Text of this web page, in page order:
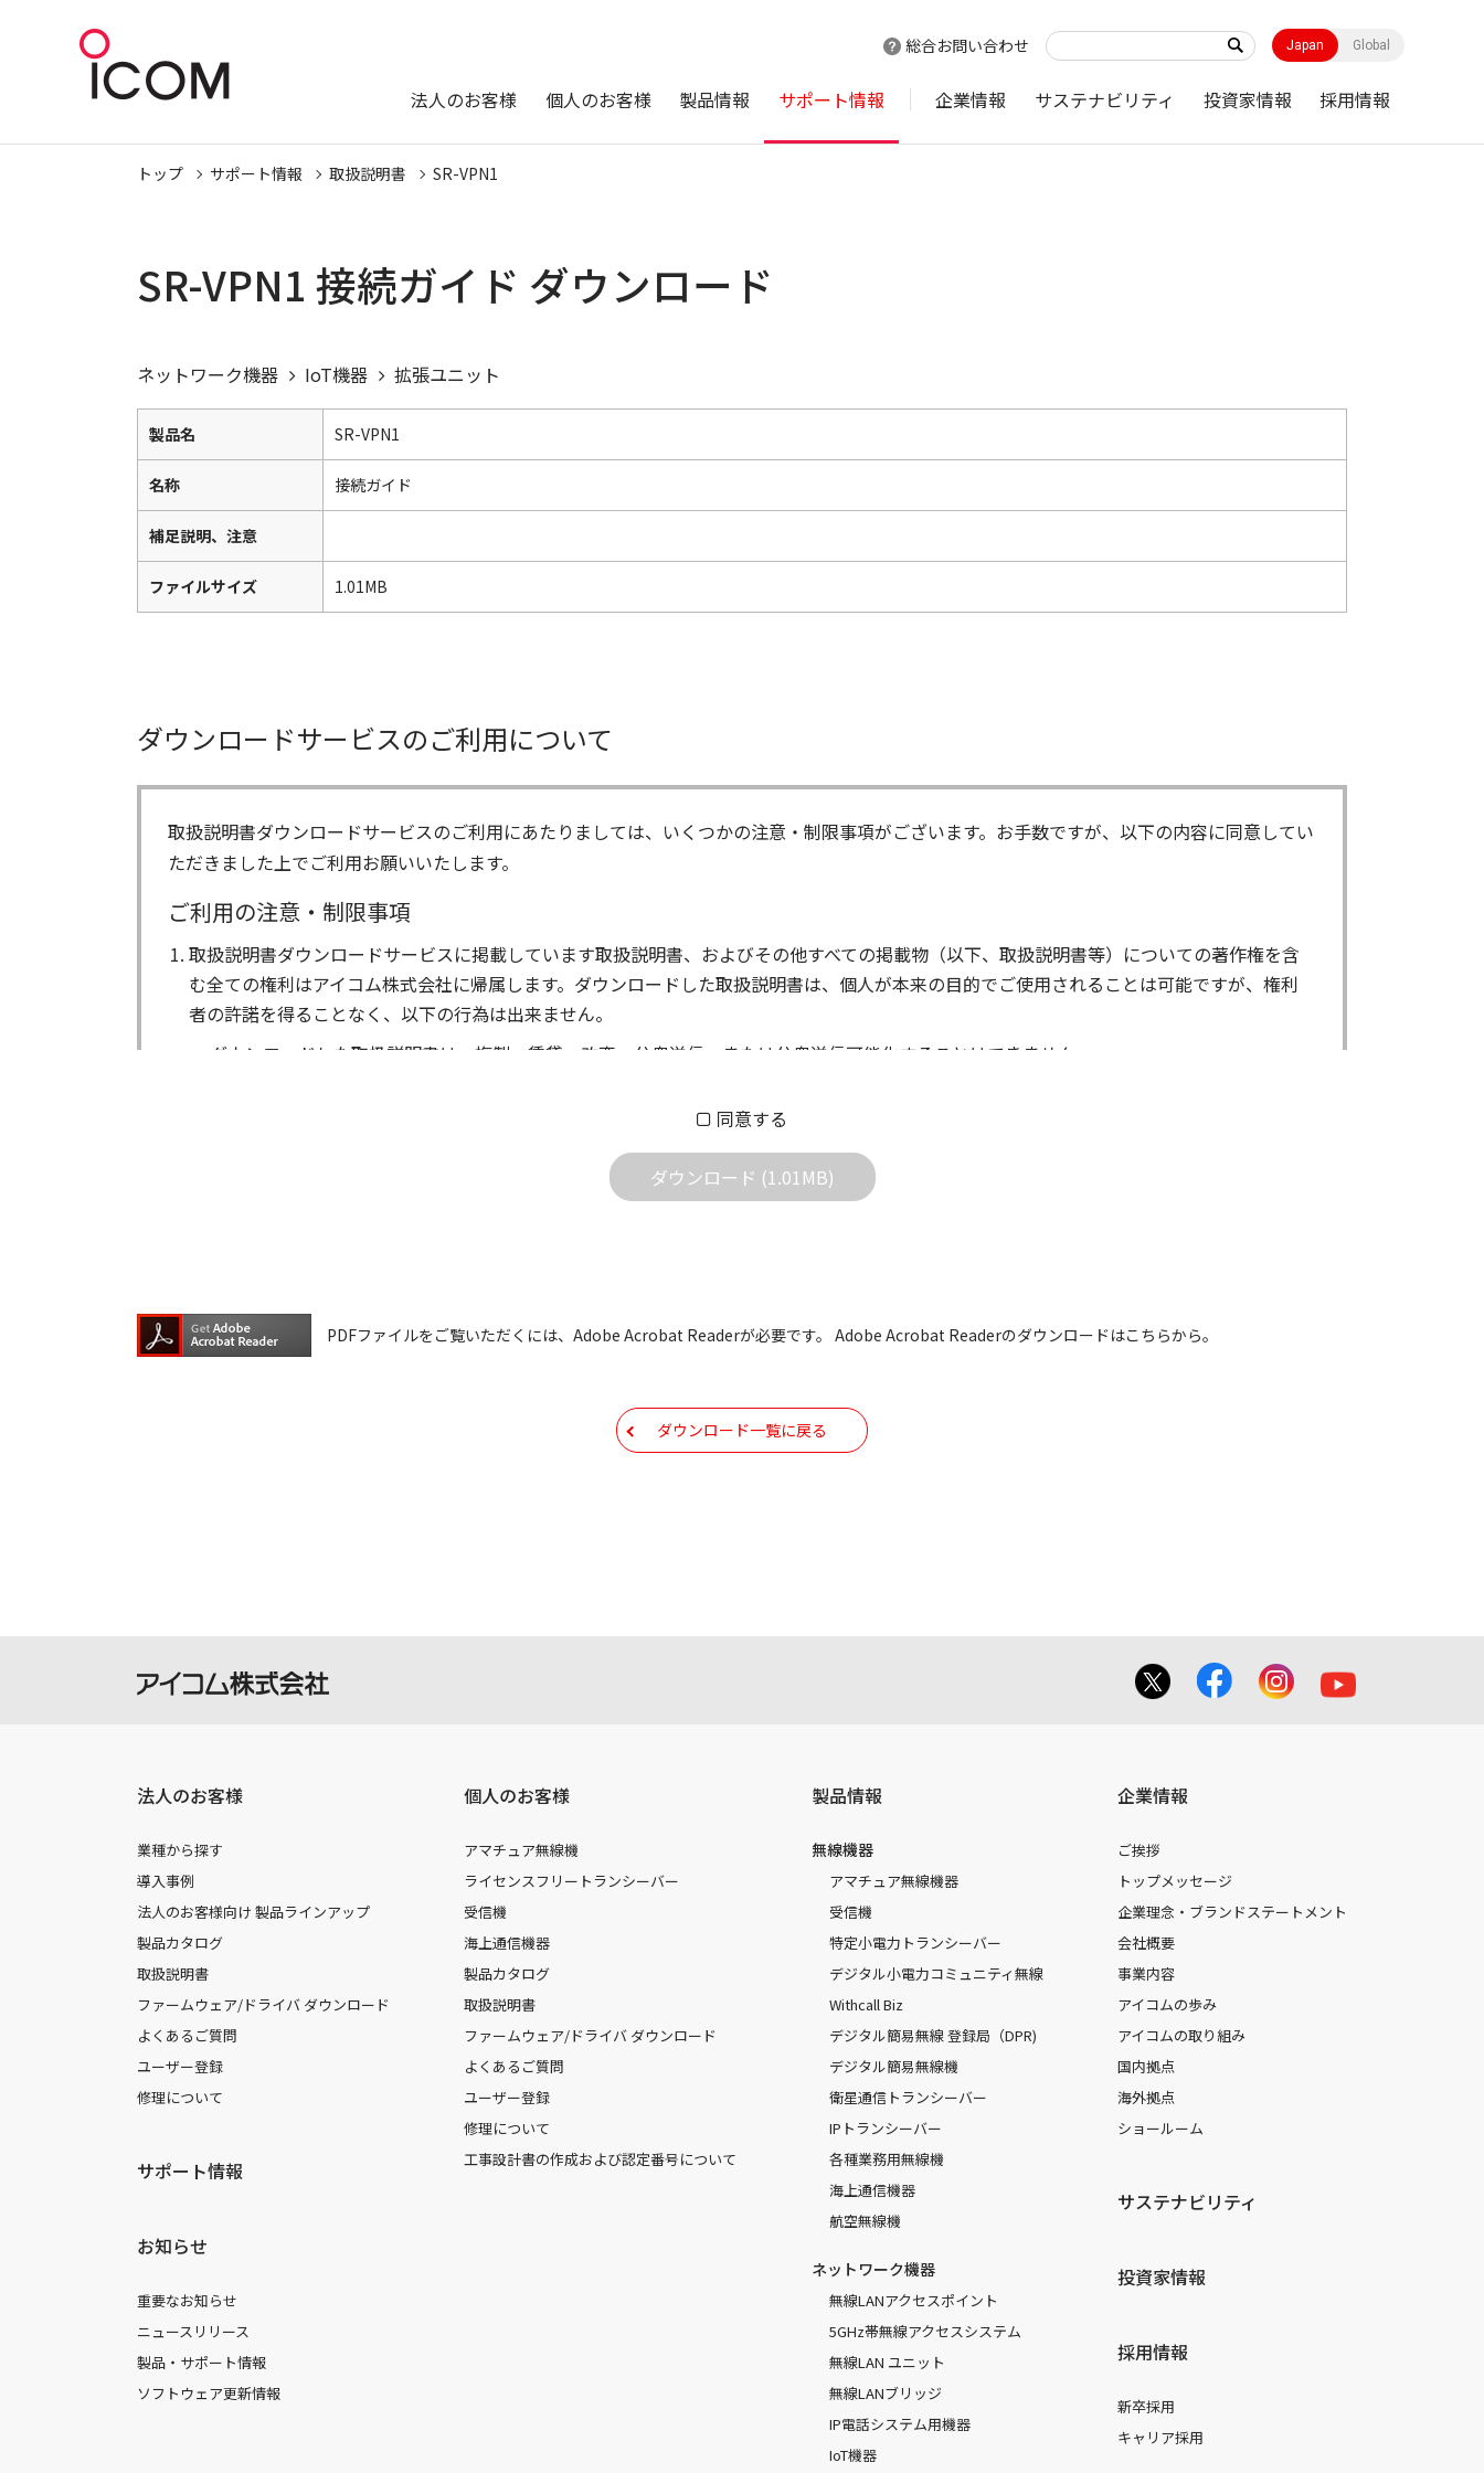
総合お問い合わせ Japan Global
法人のお客様 個人のお客様 製品情報 サポート情報 企業情報 サステナビリティ 投資家情報 採用情報
トップ サポート情報 取扱説明書 SR-VPN1
SR-VPN1 接続ガイド ダウンロード
ネットワーク機器 IoT機器 拡張ユニット
製品名 SR-VPN1
名称 接続ガイド
補足説明、注意
ファイルサイズ 1.01MB
ダウンロードサービスのご利用について
取扱説明書ダウンロードサービスのご利用にあたりましては、いくつかの注意・制限事項がございます。お手数ですが、以下の内容に同意してい
ただきました上でご利用お願いいたします。
ご利用の注意・制限事項
取扱説明書ダウンロードサービスに掲載しています取扱説明書、およびその他すべての掲載物（以下、取扱説明書等）についての著作権を含
む全ての権利はアイコム株式会社に帰属します。ダウンロードした取扱説明書は、個人が本来の目的でご使用されることは可能ですが、権利
者の許諾を得ることなく、以下の行為は出来ません。
ダウンロードした取扱説明書は、複製、賃貸、改変、公衆送信、または公衆送信可能化することはできません。
ダウンロードした取扱説明書は、有償あるいは無償を問わず、営業活動に使用することは、いかなる場合であっても出来ません。
ダウンロードした取扱説明書等に使用されている写真、イラスト、データ等に付いての転用は一切出来ません。
掲載の取扱説明書等は、製品発売当時の内容になっております。内容において、法律、仕様、住所、電話番号などは、現在のものと異なるもの
が含まれている場合があります。ご利用の際は、最新情報を参考にしてください。
取扱説明書の内容は、製品の仕様変更などで予告なく変更される場合があります。本サイトに掲載されている取扱説明書の内容は、お手持ち
の機種に同梱されている取扱説明書や現時点で発売されている機種に同梱されている取扱説明書の内容とは異なる場合がございますのでご了
を負いません。
同意する
ダウンロード (1.01MB)
PDFファイルをご覧いただくには、Adobe Acrobat Readerが必要です。 Adobe Acrobat Readerのダウンロードはこちらから。
ダウンロード一覧に戻る
法人のお客様
業種から探す
導入事例
法人のお客様向け 製品ラインアップ
製品カタログ
取扱説明書
ファームウェア/ドライバ ダウンロード
よくあるご質問
ユーザー登録
修理について
サポート情報
お知らせ
重要なお知らせ
ニュースリリース
製品・サポート情報
ソフトウェア更新情報
個人のお客様
アマチュア無線機
ライセンスフリートランシーバー
受信機
海上通信機器
製品カタログ
取扱説明書
ファームウェア/ドライバ ダウンロード
よくあるご質問
ユーザー登録
修理について
工事設計書の作成および認定番号について
製品情報
無線機器
アマチュア無線機器
受信機
特定小電力トランシーバー
デジタル小電力コミュニティ無線
Withcall Biz
デジタル簡易無線 登録局（DPR)
デジタル簡易無線機
衛星通信トランシーバー
IPトランシーバー
各種業務用無線機
海上通信機器
航空無線機
ネットワーク機器
無線LANアクセスポイント
5GHz帯無線アクセスシステム
無線LAN ユニット
無線LANブリッジ
IP電話システム用機器
IoT機器
企業情報
ご挨拶
トップメッセージ
企業理念・ブランドステートメント
会社概要
事業内容
アイコムの歩み
アイコムの取り組み
国内拠点
海外拠点
ショールーム
サステナビリティ
投資家情報
採用情報
新卒採用
キャリア採用